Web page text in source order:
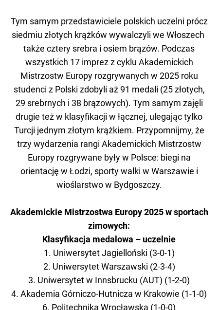
Tym samym przedstawiciele polskich uczelni prócz
siedmiu złotych krążków wywalczyli we Włoszech
także cztery srebra i osiem brązów. Podczas
wszystkich 17 imprez z cyklu Akademickich
Mistrzostw Europy rozgrywanych w 2025 roku
studenci z Polski zdobyli aż 91 medali (25 złotych,
29 srebrnych i 38 brązowych). Tym samym zajęli
drugie też w klasyfikacji w łącznej, ulegając tylko
Turcji jednym złotym krążkiem. Przypomnijmy, że
trzy wydarzenia rangi Akademickich Mistrzostw
Europy rozgrywane były w Polsce: biegi na
orientację w Łodzi, sporty walki w Warszawie i
wioślarstwo w Bydgoszczy.
Akademickie Mistrzostwa Europy 2025 w sportach
zimowych:
Klasyfikacja medalowa – uczelnie
1. Uniwersytet Jagielloński (3-0-1)
2. Uniwersytet Warszawski (2-3-4)
3. Uniwersytet w Innsbrucku (AUT) (1-2-0)
4. Akademia Górniczo-Hutnicza w Krakowie (1-1-0)
6. Politechnika Wrocławska (1-0-0)